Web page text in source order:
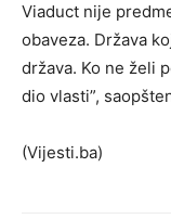
Viaduct nije
obaveza. Država
država. Ko ne želi
dio vlasti”,
(Vijesti.ba)